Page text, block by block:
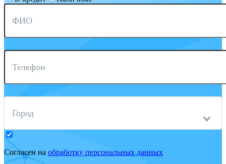
ФИО
Телефон
Город
Согласен на обработку персональных данных